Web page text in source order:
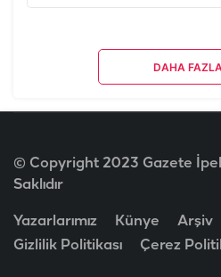
DAHA
© Copyright 2023 Gazete
Saklıdır
Yazarlarımız Künye Arşiv
Gizlilik Politikası
Çerez